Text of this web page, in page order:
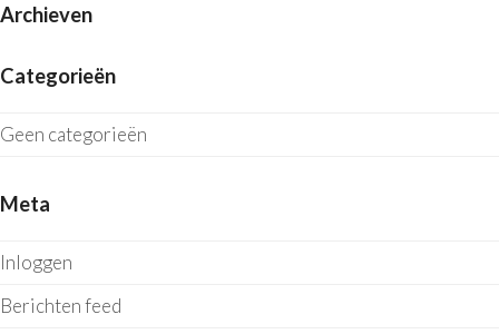
Archieven
Categorieën
Geen categorieën
Meta
Inloggen
Berichten feed